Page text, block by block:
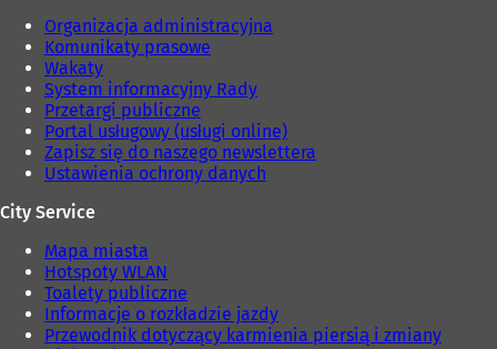
Organizacja administracyjna
Komunikaty prasowe
Wakaty
System informacyjny Rady
Przetargi publiczne
Portal usługowy (usługi online)
Zapisz się do naszego newslettera
Ustawienia ochrony danych
City Service
Mapa miasta
Hotspoty WLAN
Toalety publiczne
Informacje o rozkładzie jazdy
Przewodnik dotyczący karmienia piersią i zmiany